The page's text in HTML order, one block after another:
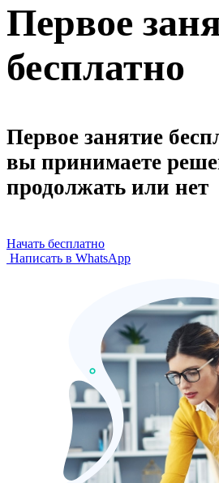
Первое
бесплатно
Первое занятие
вы принимаете
продолжать или нет
Начать бесплатно
Написать в WhatsApp